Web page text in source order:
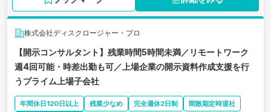
株式会社ディスクロージャー・プロ
【開示コンサルタント】残業時間5時間未満／リモートワーク
週4回可能・時差出勤も可／上場企業の開示資料作成支援を行
うプライム上場子会社
年間休日120日以上 残業少なめ 完全週休2日制
閑散期定時退社